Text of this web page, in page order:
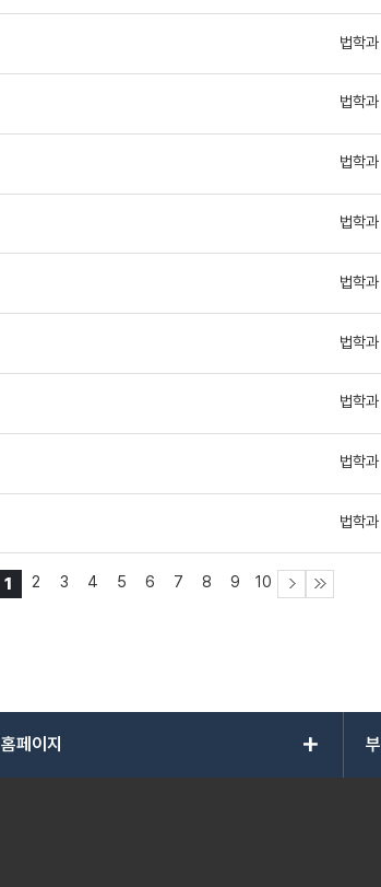
법학과
법학과
법학과
법학과
법학과
법학과
법학과
법학과
법학과
1 2 3 4 5 6 7 8 9 10
페이지 add